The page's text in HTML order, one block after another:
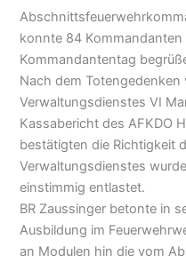
konnte 84 Kommandanten
Kommandantentag
Nach dem Totengedenken
Verwaltungsdienstes VI
Kassabericht des AFKDO
bestätigten die Richtigkeit
Verwaltungsdienstes
einstimmig entlastet.
BR Zaussinger betonte in
Ausbildung im
an Modulen hin die vom